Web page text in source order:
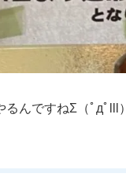
んですねΣ（ﾟдﾟlll）